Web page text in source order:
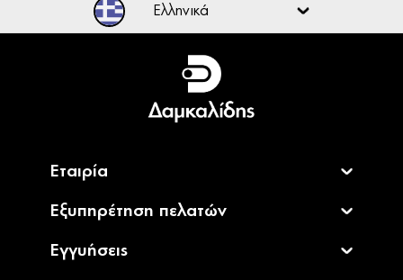
Ελληνικά
Ελληνικά
English
Εταιρία
Εξυπηρέτηση πελατών
Εγγυήσεις